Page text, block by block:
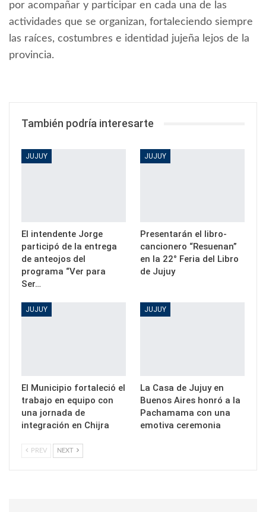
por acompañar y participar en cada una de las
actividades que se organizan, fortaleciendo siempre
las raíces, costumbres e identidad jujeña lejos de la
provincia.
También podría interesarte
JUJUY
El intendente Jorge
participó de la entrega
de anteojos del
programa “Ver para
Ser…
JUJUY
Presentarán el libro-
cancionero “Resuenan”
en la 22° Feria del Libro
de Jujuy
JUJUY
El Municipio fortaleció el
trabajo en equipo con
una jornada de
integración en Chijra
JUJUY
La Casa de Jujuy en
Buenos Aires honró a la
Pachamama con una
emotiva ceremonia
PREV NEXT